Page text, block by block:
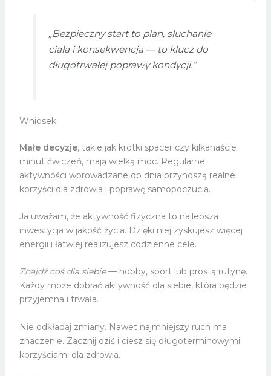
„Bezpieczny start to plan, słuchanie
ciała i konsekwencja — to klucz do
długotrwałej poprawy kondycji.”
Wniosek
Małe decyzje, takie jak krótki spacer czy kilkanaście
minut ćwiczeń, mają wielką moc. Regularne
aktywności wprowadzane do dnia przynoszą realne
korzyści dla zdrowia i poprawę samopoczucia.
Ja uważam, że aktywność fizyczna to najlepsza
inwestycja w jakość życia. Dzięki niej zyskujesz więcej
energii i łatwiej realizujesz codzienne cele.
Znajdź coś dla siebie— hobby, sport lub prostą rutynę.
Każdy może dobrać aktywność dla siebie, która będzie
przyjemna i trwała.
Nie odkładaj zmiany. Nawet najmniejszy ruch ma
znaczenie. Zacznij dziś i ciesz się długoterminowymi
korzyściami dla zdrowia.